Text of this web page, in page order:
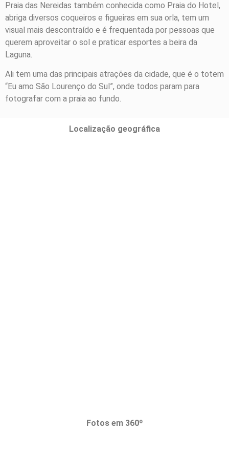
Praia das Nereidas também conhecida como Praia do Hotel,
abriga diversos coqueiros e figueiras em sua orla, tem um
visual mais descontraído e é frequentada por pessoas que
querem aproveitar o sol e praticar esportes a beira da
Laguna.
Ali tem uma das principais atrações da cidade, que é o totem
“Eu amo São Lourenço do Sul”, onde todos param para
fotografar com a praia ao fundo.
Localização geográfica
Fotos em 360º